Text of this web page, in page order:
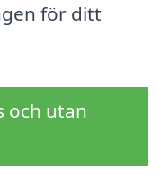
för ditt
och utan